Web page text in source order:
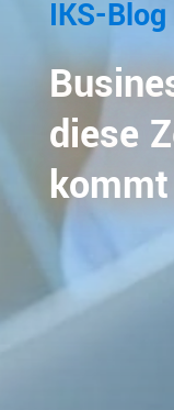
IKS-Blog
diese